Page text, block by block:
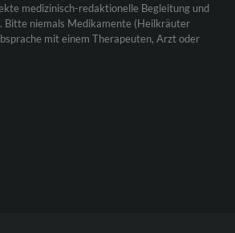
medizinisch-redaktionelle Begleitung und
Bitte niemals Medikamente (Heilkräuter
mit einem Therapeuten, Arzt oder